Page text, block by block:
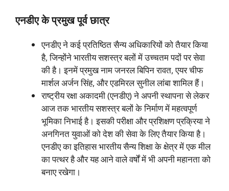
एनडीए के प्रमुख पूर्व छात्र
एनडीए ने कई प्रतिष्ठित सैन्य अधिकारियों को तैयार किया
है, जिन्होंने भारतीय सशस्त्र बलों में उच्चतम पदों पर सेवा
की है। इनमें प्रमुख नाम जनरल बिपिन रावत, एयर चीफ
मार्शल अर्जन सिंह, और एडमिरल सुनील लांबा शामिल हैं।
राष्ट्रीय रक्षा अकादमी (एनडीए) ने अपनी स्थापना से लेकर
आज तक भारतीय सशस्त्र बलों के निर्माण में महत्वपूर्ण
भूमिका निभाई है। इसकी परीक्षा और प्रशिक्षण प्रक्रिया ने
अनगिनत युवाओं को देश की सेवा के लिए तैयार किया है।
एनडीए का इतिहास भारतीय सैन्य शिक्षा के क्षेत्र में एक मील
का पत्थर है और यह आने वाले वर्षों में भी अपनी महानता को
बनाए रखेगा।